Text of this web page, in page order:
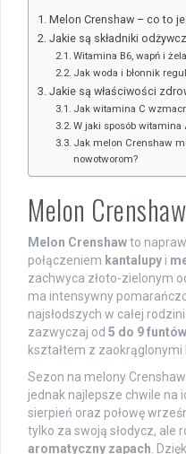
Melon Crenshaw – co to
Jakie są składniki
Witamina B6, wapń i
Jak woda i błonnik
Jakie są właściwości
Jak witamina C
W jaki sposób witamina
Jak melon Crenshaw
nowotworom?
Melon
Melon Crenshawto
połączeniem kantalupy i
zachwyca złoto-zielonym
ma intensywny
najsłodszych w całej
zazwyczaj od 5 do 9 funtów
kształtem z zaokrąglonymi
Sezon na melony
jednak najlepsze chwile na
sierpień oraz połowę
tylko za swoją słodycz, ale
aromatyczny zapach .